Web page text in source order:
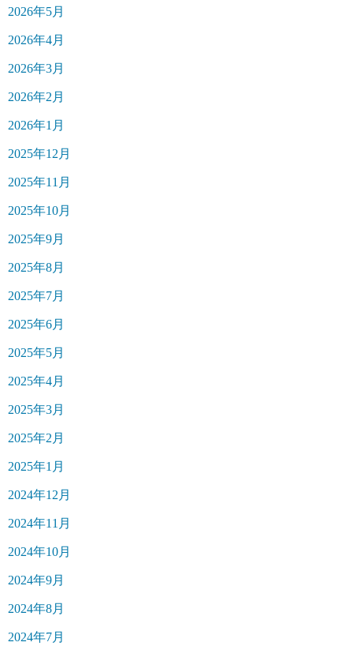
2026年5月
2026年4月
2026年3月
2026年2月
2026年1月
2025年12月
2025年11月
2025年10月
2025年9月
2025年8月
2025年7月
2025年6月
2025年5月
2025年4月
2025年3月
2025年2月
2025年1月
2024年12月
2024年11月
2024年10月
2024年9月
2024年8月
2024年7月